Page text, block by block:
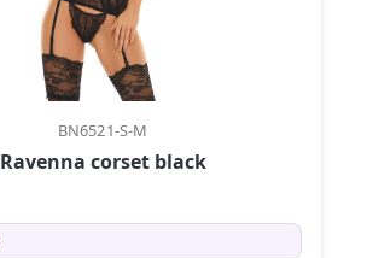
BN6521-S-M
Ravenna corset black